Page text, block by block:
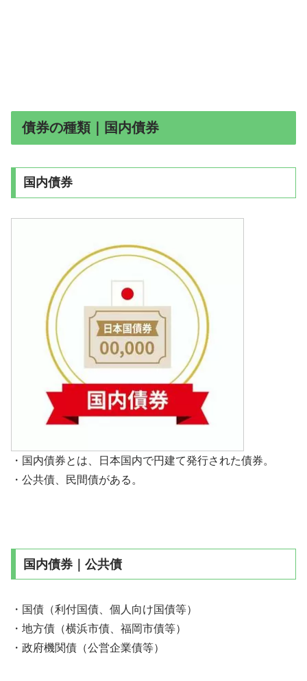
債券の種類｜国内債券
国内債券
・国内債券とは、日本国内で円建て発行された債券。
・公共債、民間債がある。
国内債券｜公共債
・国債（利付国債、個人向け国債等）
・地方債（横浜市債、福岡市債等）
・政府機関債（公営企業債等）